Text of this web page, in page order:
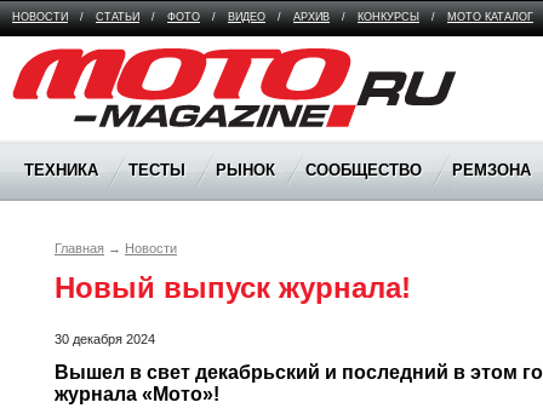
НОВОСТИ / СТАТЬИ / ФОТО / ВИДЕО / АРХИВ / КОНКУРСЫ / МОТО КАТАЛОГ
Moto Magazine
ТЕХНИКА ТЕСТЫ РЫНОК СООБЩЕСТВО РЕМЗОНА
Главная → Новости
Новый выпуск журнала!
30 декабря 2024
Вышел в свет декабрьский и последний в этом
журнала «Мото»!